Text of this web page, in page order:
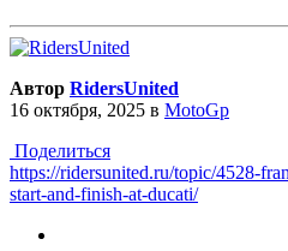
Автор RidersUnited
16 октября, 2025 в MotoGp
Поделиться
https://ridersunited.ru/topic/4528-
start-and-finish-at-ducati/